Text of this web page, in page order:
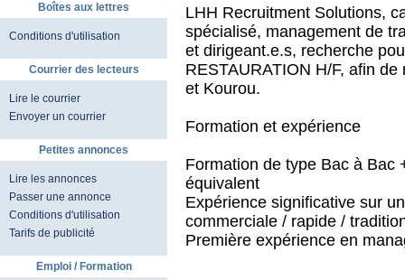
Boîtes aux lettres
Conditions d'utilisation
Courrier des lecteurs
Lire le courrier
Envoyer un courrier
Petites annonces
Lire les annonces
Passer une annonce
Conditions d'utilisation
Tarifs de publicité
Emploi / Formation
LHH Recruitment Solutions,
spécialisé, management de
et dirigeant.e.s, recherche
RESTAURATION H/F, afin
et Kourou.
Formation et expérience
Formation de type Bac à Bac
équivalent
Expérience significative sur
commerciale / rapide /
Première expérience en